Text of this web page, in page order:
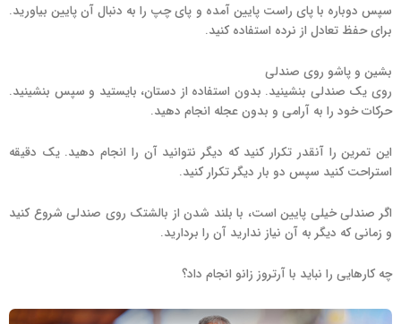
سپس دوباره با پای راست پایین آمده و پای چپ را به دنبال آن پایین بیاورید.
برای حفظ تعادل از نرده استفاده کنید.
بشین و پاشو روی صندلی
روی یک صندلی بنشینید. بدون استفاده از دستان، بایستید و سپس بنشینید.
حرکات خود را به آرامی و بدون عجله انجام دهید.
این تمرین را آنقدر تکرار کنید که دیگر نتوانید آن را انجام دهید. یک دقیقه
استراحت کنید سپس دو بار دیگر تکرار کنید.
اگر صندلی خیلی پایین است، با بلند شدن از بالشتک روی صندلی شروع کنید
و زمانی که دیگر به آن نیاز ندارید آن را بردارید.
چه کارهایی را نباید با آرتروز زانو انجام داد؟